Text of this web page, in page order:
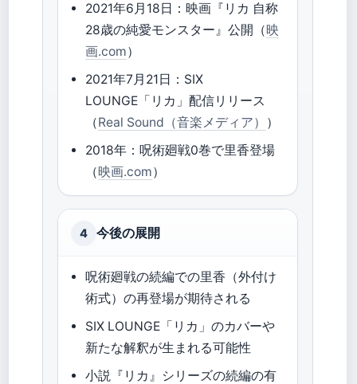
2021年6月18日：映画『リカ 自称
28歳の純愛モンスター』公開（映
画.com）
2021年7月21日：SIX
LOUNGE「リカ」配信リリース
（Real Sound（音楽メディア） ）
2018年：呪術廻戦0巻で里香登場
（映画.com）
4 今後の展開
呪術廻戦の続編での里香（外付け
術式）の再登場が期待される
SIX LOUNGE「リカ」のカバーや
新たな解釈が生まれる可能性
小説『リカ』シリーズの続編の有